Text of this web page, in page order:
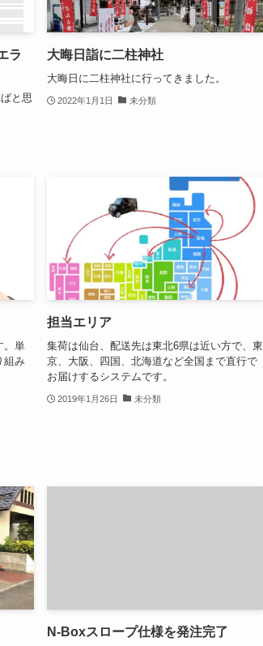
ラ
と思
大晦日詣に二柱神社
大晦日に二柱神社に行ってきました。
2022年1月1日 未分類
。単
組み
担当エリア
集荷は仙台、配送先は東北6県は近い方で、東
京、大阪、四国、北海道など全国まで直行で
お届けするシステムです。
2019年1月26日 未分類
N-Boxスロープ仕様を発注完了